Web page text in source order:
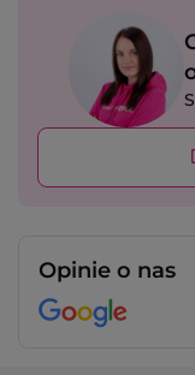
Opinie o nas